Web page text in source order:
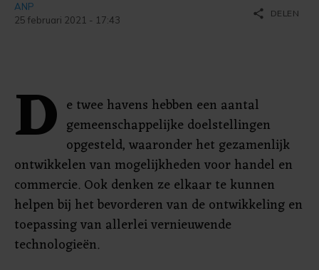
ANP
25 februari 2021 - 17:43
share DELEN
D e twee havens hebben een aantal
gemeenschappelijke doelstellingen
opgesteld, waaronder het gezamenlijk
ontwikkelen van mogelijkheden voor handel en
commercie. Ook denken ze elkaar te kunnen
helpen bij het bevorderen van de ontwikkeling en
toepassing van allerlei vernieuwende
technologieën.